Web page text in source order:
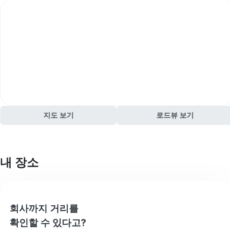
지도 보기 로드뷰 보기
내 장소
회사까지 거리를
확인할 수 있다고?